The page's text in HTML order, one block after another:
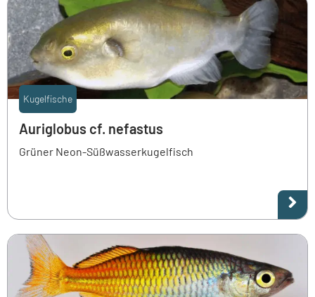
Kugelfische
Auriglobus cf. nefastus
Grüner Neon-Süßwasserkugelfisch